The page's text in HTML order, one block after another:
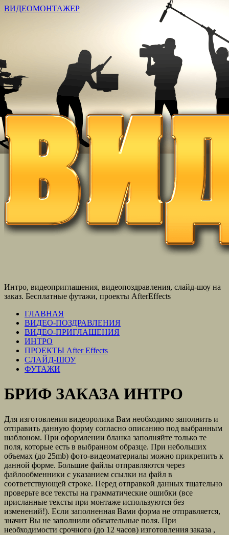
ВИДЕОМОНТАЖЕР
Интро, видеоприглашения, видеопоздравления, слайд-шоу на
заказ. Бесплатные футажи, проекты AfterEffects
ГЛАВНАЯ
ВИДЕО-ПОЗДРАВЛЕНИЯ
ВИДЕО-ПРИГЛАШЕНИЯ
ИНТРО
ПРОЕКТЫ After Effects
СЛАЙД-ШОУ
ФУТАЖИ
БРИФ ЗАКАЗА ИНТРО
Для изготовления видеоролика Вам необходимо заполнить и
отправить данную форму согласно описанию под выбранным
шаблоном. При оформлении бланка заполняйте только те
поля, которые есть в выбранном образце. При небольших
объемах (до 25mb) фото-видеоматериалы можно прикрепить к
данной форме. Большие файлы отправляются через
файлообменники с указанием ссылки на файл в
соответствующей строке. Перед отправкой данных тщательно
проверьте все тексты на грамматические ошибки (все
присланные тексты при монтаже используются без
изменений!). Если заполненная Вами форма не отправляется,
значит Вы не заполнили обязательные поля. При
необходимости срочного (до 12 часов) изготовления заказа ,